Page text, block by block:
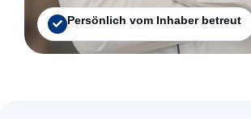
Persönlich vom Inhaber betreut